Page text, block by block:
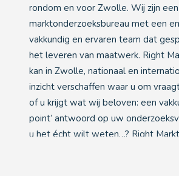
rondom en voor Zwolle. Wij zijn
marktonderzoeksbureau met een
vakkundig en ervaren team dat
het leveren van maatwerk. Right
kan in Zwolle, nationaal en
inzicht verschaffen waar u om
of u krijgt wat wij beloven: een
point’ antwoord op uw
u het écht wilt weten…? Right